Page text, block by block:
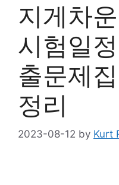
지게차
시험일
출문제
정리
2023-08-12 by Kurt